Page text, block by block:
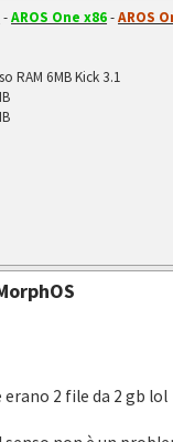
-AROS One x86-AROS
RAM 6MB Kick 3.1
2 file da 2 gb lol